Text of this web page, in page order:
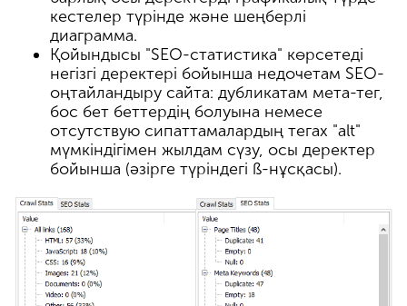
кестелер түрінде және шеңберлі
диаграмма.
Қойындысы "SEO-статистика" көрсетеді
негізгі деректері бойынша недочетам SEO-
оңтайландыру сайта: дубликатам мета-тег,
бос бет беттердің болуына немесе
отсутствую сипаттамалардың тегах "alt"
мүмкіндігімен жылдам сүзу, осы деректер
бойынша (әзірге түріндегі ß-нұсқасы).